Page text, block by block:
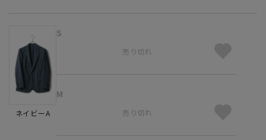
ネイビーA
S
売り切れ
M
売り切れ